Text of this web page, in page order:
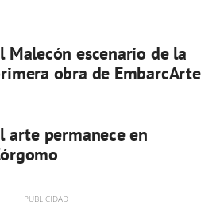
Malecón escenario de la
obra de EmbarcArte
arte permanece en